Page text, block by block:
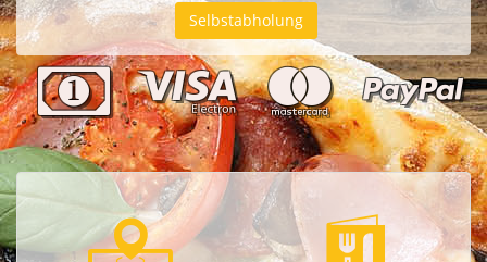
Selbstabholung